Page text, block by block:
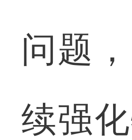
问题
续强